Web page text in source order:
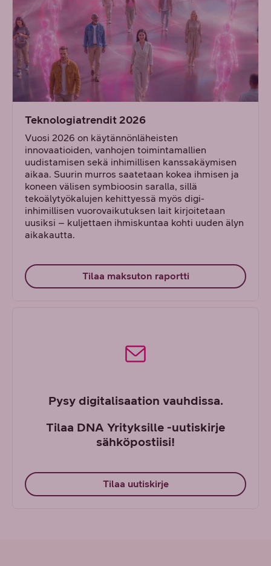
Teknologiatrendit 2026
Vuosi 2026 on käytännönläheisten
innovaatioiden, vanhojen toimintamallien
uudistamisen sekä inhimillisen kanssakäymisen
aikaa. Suurin murros saatetaan kokea ihmisen ja
koneen välisen symbioosin saralla, sillä
tekoälytyökalujen kehittyessä myös digi-
inhimillisen vuorovaikutuksen lait kirjoitetaan
uusiksi – kuljettaen ihmiskuntaa kohti uuden älyn
aikakautta.
Tilaa maksuton raportti
Pysy digitalisaation vauhdissa.
Tilaa DNA Yrityksille -uutiskirje
sähköpostiisi!
Tilaa uutiskirje